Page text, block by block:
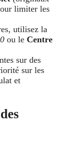
limiter les
utilisez la
ou le Centre
sur des
sur les
et